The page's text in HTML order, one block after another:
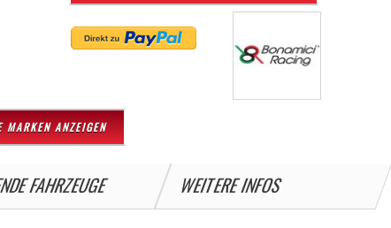
MARKEN ANZEIGEN
FAHRZEUGE WEITERE INFOS